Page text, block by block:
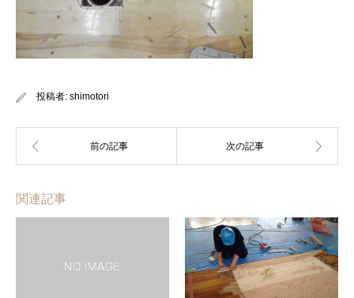
投稿者: shimotori
関連記事